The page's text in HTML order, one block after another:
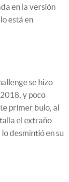
en la versión
está en
se hizo
y poco
primer bulo, al
el extraño
desmintió en su